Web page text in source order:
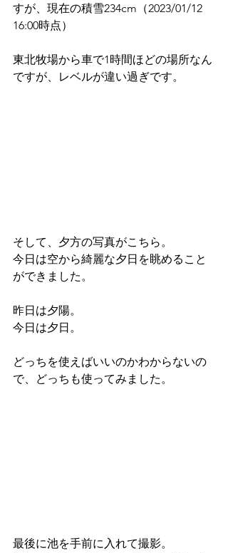
すが、現在の積雪234cm（2023/01/12
16:00時点）
東北牧場から車で1時間ほどの場所なん
ですが、レベルが違い過ぎです。
そして、夕方の写真がこちら。
今日は空から綺麗な夕日を眺めること
ができました。
昨日は夕陽。
今日は夕日。
どっちを使えばいいのかわからないの
で、どっちも使ってみました。
最後に池を手前に入れて撮影。